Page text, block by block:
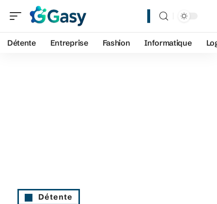
Détente Entreprise Fashion Informatique
Détente